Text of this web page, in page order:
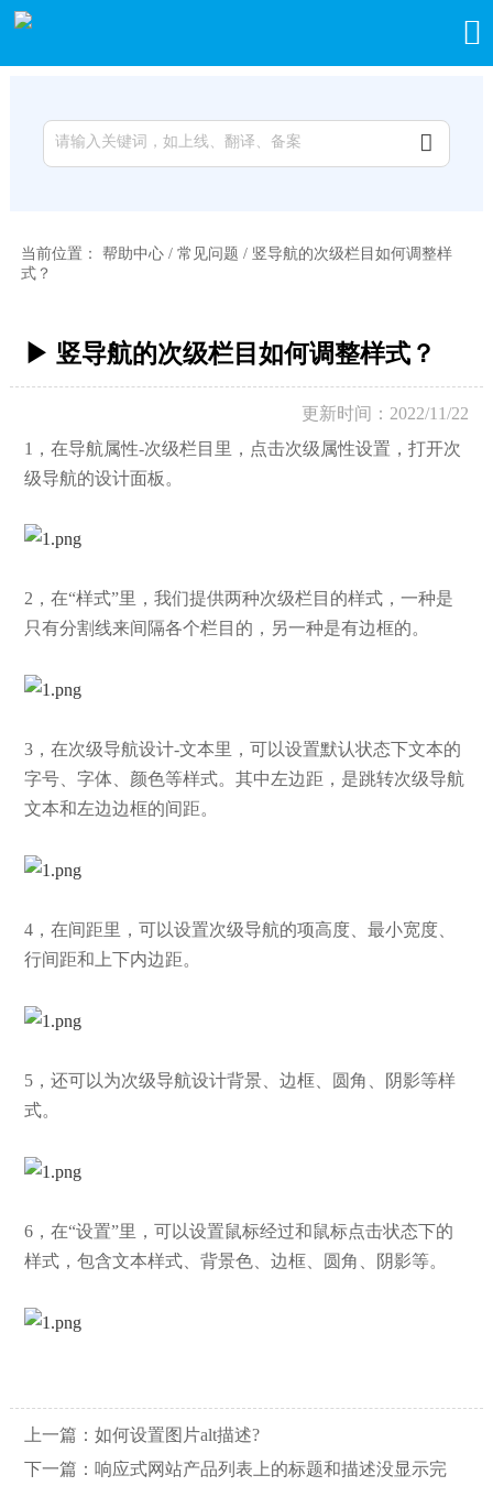


当前位置： 帮助中心/ 常见问题 / 竖导航的次级栏目如何调整样
式？
▶ 竖导航的次级栏目如何调整样式？
更新时间：2022/11/22
1，在导航属性-次级栏目里，点击次级属性设置，打开次
级导航的设计面板。
2，在“样式”里，我们提供两种次级栏目的样式，一种是
只有分割线来间隔各个栏目的，另一种是有边框的。
3，在次级导航设计-文本里，可以设置默认状态下文本的
字号、字体、颜色等样式。其中左边距，是跳转次级导航
文本和左边边框的间距。
4，在间距里，可以设置次级导航的项高度、最小宽度、
行间距和上下内边距。
5，还可以为次级导航设计背景、边框、圆角、阴影等样
式。
6，在“设置”里，可以设置鼠标经过和鼠标点击状态下的
样式，包含文本样式、背景色、边框、圆角、阴影等。
上一篇： 如何设置图片alt描述?
下一篇： 响应式网站产品列表上的标题和描述没显示完